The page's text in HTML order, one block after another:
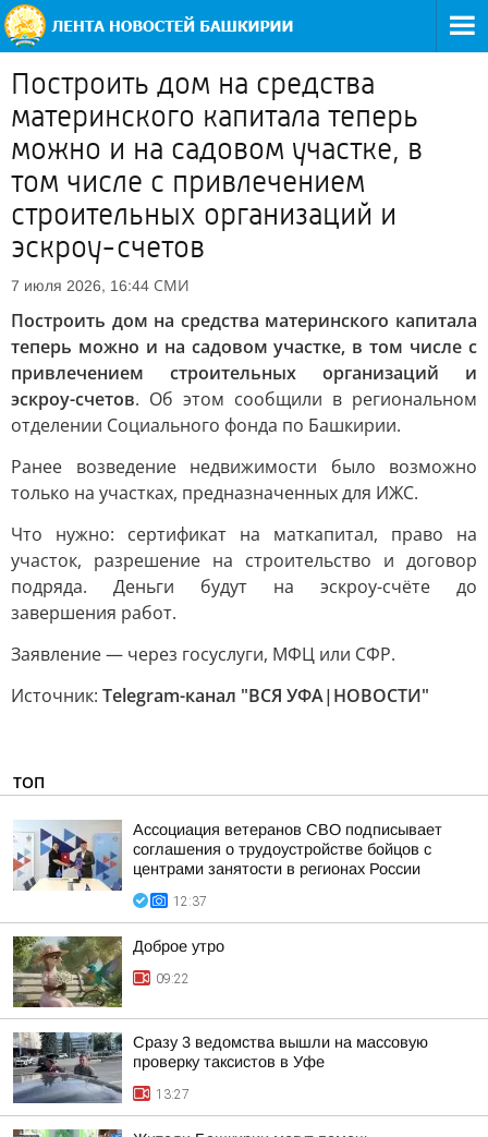
Построить дом на средства
материнского капитала теперь
можно и на садовом участке, в
том числе с привлечением
строительных организаций и
эскроу-счетов
7 июля 2026, 16:44 СМИ
Построить дом на средства материнского капитала
теперь можно и на садовом участке, в том числе с
привлечением строительных организаций и
эскроу-счетов. Об этом сообщили в региональном
отделении Социального фонда по Башкирии.
Ранее возведение недвижимости было возможно
только на участках, предназначенных для ИЖС.
Что нужно: сертификат на маткапитал, право на
участок, разрешение на строительство и договор
подряда. Деньги будут на эскроу-счёте до
завершения работ.
Заявление — через госуслуги, МФЦ или СФР.
Источник: Telegram-канал "ВСЯ УФА|НОВОСТИ"
ТОП
Ассоциация ветеранов СВО подписывает
соглашения о трудоустройстве бойцов с
центрами занятости в регионах России
12:37
Доброе утро
09:22
Сразу 3 ведомства вышли на массовую
проверку таксистов в Уфе
13:27